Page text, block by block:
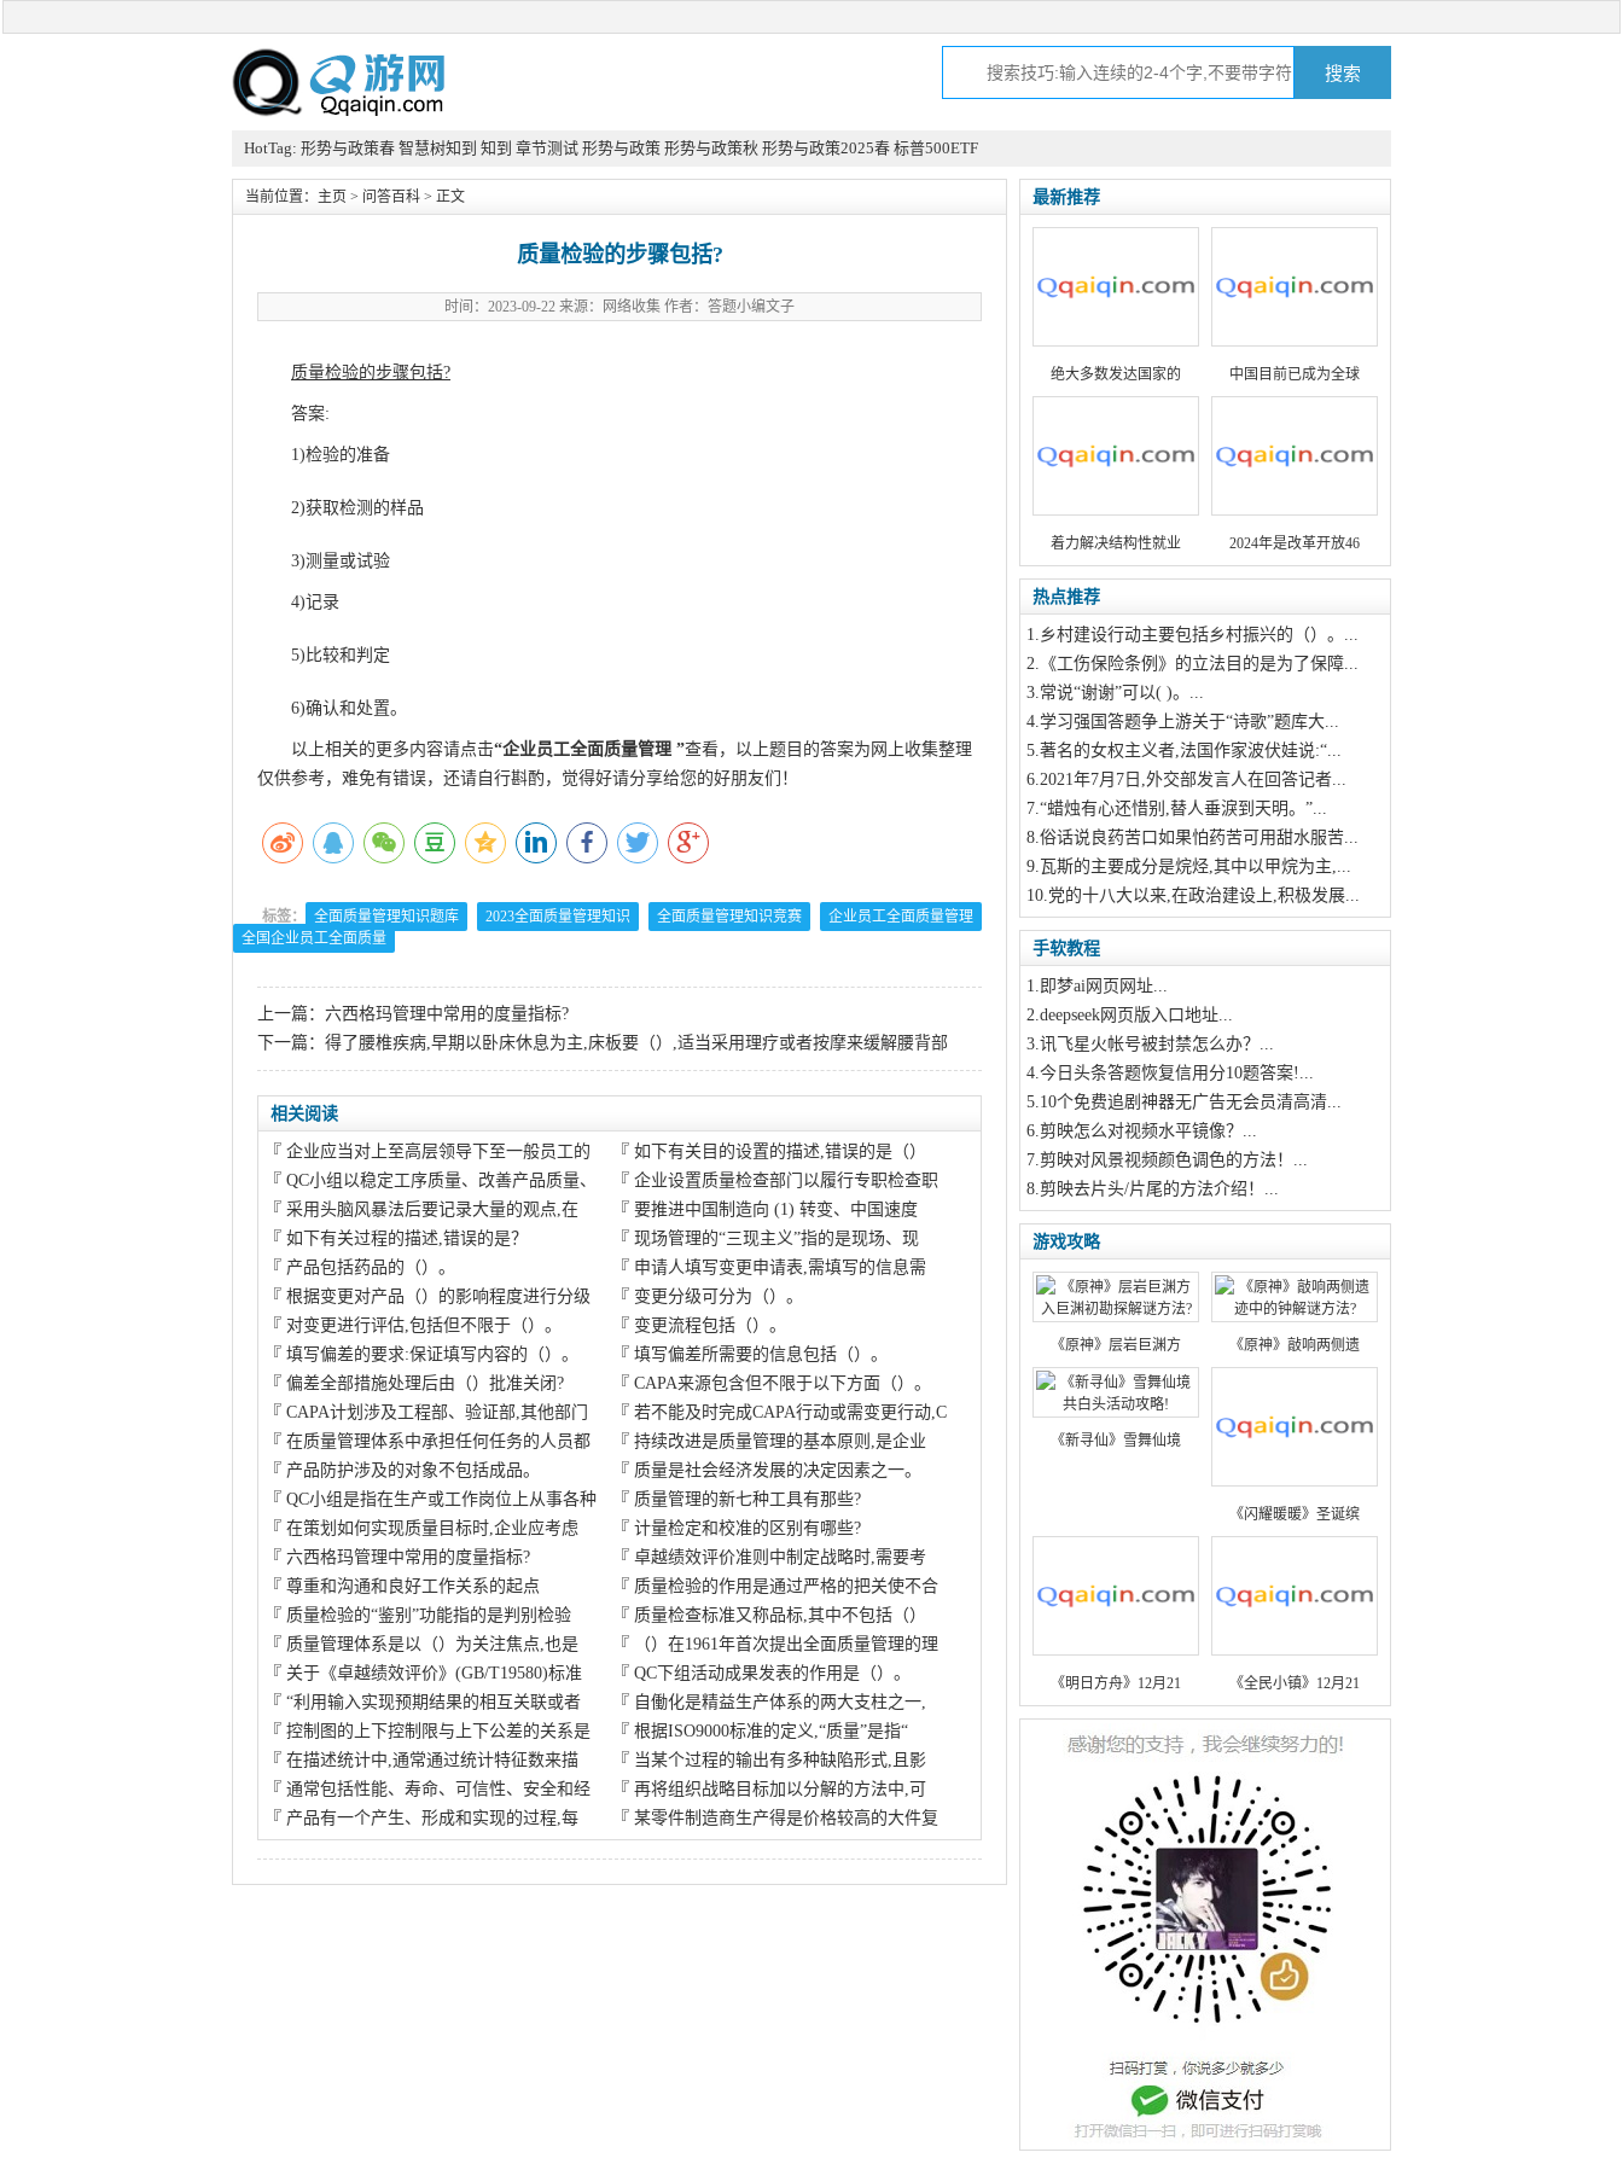
HotTag: 形势与政策春 智慧树知到 知到 章节测试 形势与政策 形势与政策秋 形势与政策2025春 标普500ETF
当前位置： 主页 > 问答百科 > 正文
质量检验的步骤包括?
时间：2023-09-22 来源：网络收集 作者：答题小编文子
质量检验的步骤包括?
答案:
1)检验的准备
2)获取检测的样品
3)测量或试验
4)记录
5)比较和判定
6)确认和处置。
以上相关的更多内容请点击“企业员工全面质量管理 ”查看，以上题目的答案为网上收集整理
仅供参考，难免有错误，还请自行斟酌，觉得好请分享给您的好朋友们！
标签： 全面质量管理知识题库 2023全面质量管理知识 全面质量管理知识竞赛
企业员工全面质量管理
全国企业员工全面质量
上一篇： 六西格玛管理中常用的度量指标?
下一篇： 得了腰椎疾病,早期以卧床休息为主,床板要（）,适当采用理疗或者按摩来缓解腰背部
相关阅读
『 企业应当对上至高层领导下至一般员工的 『如下有关目的设置的描述,错误的是（）
『 QC小组以稳定工序质量、改善产品质量、 『企业设置质量检查部门以履行专职检查职
『 采用头脑风暴法后要记录大量的观点,在 『要推进中国制造向 (1) 转变、中国速度
『 如下有关过程的描述,错误的是？ 『现场管理的“三现主义”指的是现场、现
『 产品包括药品的（）。 『 申请人填写变更申请表,需填写的信息需
『 根据变更对产品（）的影响程度进行分级 『 变更分级可分为（）。
『 对变更进行评估,包括但不限于（）。 『 变更流程包括（）。
『 填写偏差的要求:保证填写内容的（）。 『填写偏差所需要的信息包括（）。
『 偏差全部措施处理后由（）批准关闭? 『CAPA来源包含但不限于以下方面（）。
『 CAPA计划涉及工程部、验证部,其他部门 『若不能及时完成CAPA行动或需变更行动,C
『 在质量管理体系中承担任何任务的人员都 『持续改进是质量管理的基本原则,是企业
『 产品防护涉及的对象不包括成品。 『 质量是社会经济发展的决定因素之一。
『 QC小组是指在生产或工作岗位上从事各种 『 质量管理的新七种工具有那些?
『 在策划如何实现质量目标时,企业应考虑 『计量检定和校准的区别有哪些?
『 六西格玛管理中常用的度量指标? 『卓越绩效评价准则中制定战略时,需要考
『 尊重和沟通和良好工作关系的起点 『 质量检验的作用是通过严格的把关使不合
『 质量检验的“鉴别”功能指的是判别检验 『 质量检查标准又称品标,其中不包括（）
『 质量管理体系是以（）为关注焦点,也是 『
（）在1961年首次提出全面质量管理的理
『 关于《卓越绩效评价》(GB/T19580)标准 『QC下组活动成果发表的作用是（）。
『 “利用输入实现预期结果的相互关联或者 『 自働化是精益生产体系的两大支柱之一,
『 控制图的上下控制限与上下公差的关系是 『根据ISO9000标准的定义,“质量”是指“
『 在描述统计中,通常通过统计特征数来描 『 当某个过程的输出有多种缺陷形式,且影
『 通常包括性能、寿命、可信性、安全和经 『再将组织战略目标加以分解的方法中,可
『 产品有一个产生、形成和实现的过程,每 『某零件制造商生产得是价格较高的大件复
最新推荐
绝大多数发达国家的 中国目前已成为全球
着力解决结构性就业 2024年是改革开放46
热点推荐
1.乡村建设行动主要包括乡村振兴的（）。...
2.《工伤保险条例》的立法目的是为了保障...
3.常说“谢谢”可以( )。...
4.学习强国答题争上游关于“诗歌”题库大...
5.著名的女权主义者,法国作家波伏娃说:“...
6.2021年7月7日,外交部发言人在回答记者...
7.“蜡烛有心还惜别,替人垂淚到天明。”...
8.俗话说良药苦口如果怕药苦可用甜水服苦...
9.瓦斯的主要成分是烷烃,其中以甲烷为主,...
10.党的十八大以来,在政治建设上,积极发展...
手软教程
1.即梦ai网页网址...
2.deepseek网页版入口地址...
3.讯飞星火帐号被封禁怎么办？...
4.今日头条答题恢复信用分10题答案!...
5.10个免费追剧神器无广告无会员清高清...
6.剪映怎么对视频水平镜像？...
7.剪映对风景视频颜色调色的方法！...
8.剪映去片头/片尾的方法介绍！...
游戏攻略
《原神》层岩巨渊方 《原神》敲响两侧遗
《新寻仙》雪舞仙境
《闪耀暖暖》圣诞缤
《明日方舟》12月21 《全民小镇》12月21